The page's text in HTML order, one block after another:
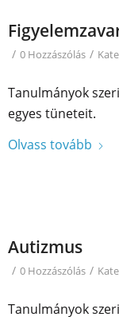
/ 0 Hozzászólás /
Tanulmányok
egyes tüneteit.
Olvass tovább
Autizmus
/ 0 Hozzászólás /
Tanulmányok